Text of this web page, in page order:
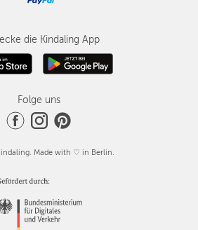
die Kindaling App
Folge uns
Made with ♡ in Berlin.